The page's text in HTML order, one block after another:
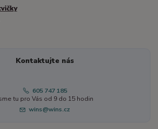
Kontaktujte nás
605 747 185
tu pro Vás od 9 do 15 hodin
wins@wins.cz